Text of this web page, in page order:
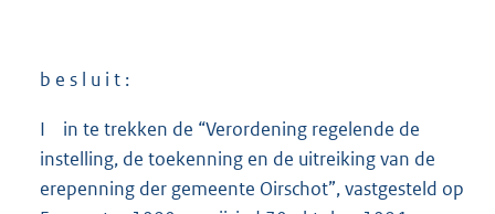
b e s l u i t :
I in te trekken de “Verordening regelende de
instelling, de toekenning en de uitreiking van de
erepenning der gemeente Oirschot”, vastgesteld op